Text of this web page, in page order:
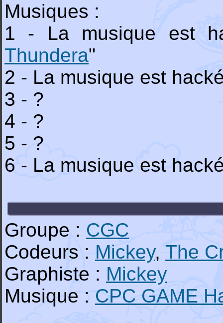
Musiques :
1 - La musique est
Thundera"
2 - La musique est
3 - ?
4 - ?
5 - ?
6 - La musique est
Groupe : CGC
Codeurs : Mickey, The
Graphiste : Mickey
Musique : CPC GAME